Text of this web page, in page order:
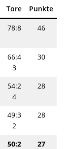
Tore Punkte
78:8 46
66:4
3
30
54:2
4
28
49:3
2
28
50:2
27